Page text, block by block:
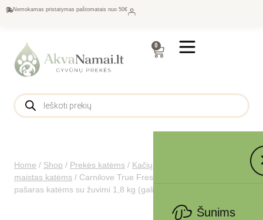
Nemokamas pristatymas paštomatais nuo 50€
0
Šunims
Home / Shop / Prekės katėms / Kačių maistas
maistas katėms / Carnilove True Fresh Cat Fish sausas
pašaras katėms su žuvimi 1,8 kg (galiojimas iki 2026.05.29)